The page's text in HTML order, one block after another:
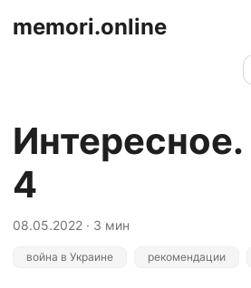
memori.online
4
08.05.2022 · 3 мин
война в Украине рекомендации